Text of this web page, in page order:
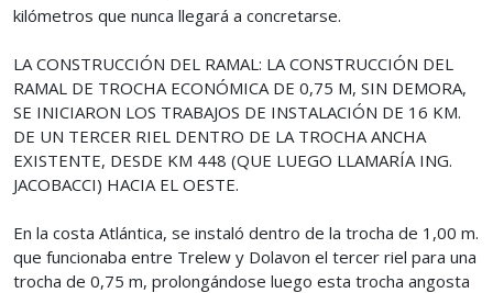
kilómetros que nunca llegará a concretarse.
LA CONSTRUCCIÓN DEL RAMAL: LA CONSTRUCCIÓN DEL
RAMAL DE TROCHA ECONÓMICA DE 0,75 M, SIN DEMORA,
SE INICIARON LOS TRABAJOS DE INSTALACIÓN DE 16 KM.
DE UN TERCER RIEL DENTRO DE LA TROCHA ANCHA
EXISTENTE, DESDE KM 448 (QUE LUEGO LLAMARÍA ING.
JACOBACCI) HACIA EL OESTE.
En la costa Atlántica, se instaló dentro de la trocha de 1,00 m.
que funcionaba entre Trelew y Dolavon el tercer riel para una
trocha de 0,75 m, prolongándose luego esta trocha angosta